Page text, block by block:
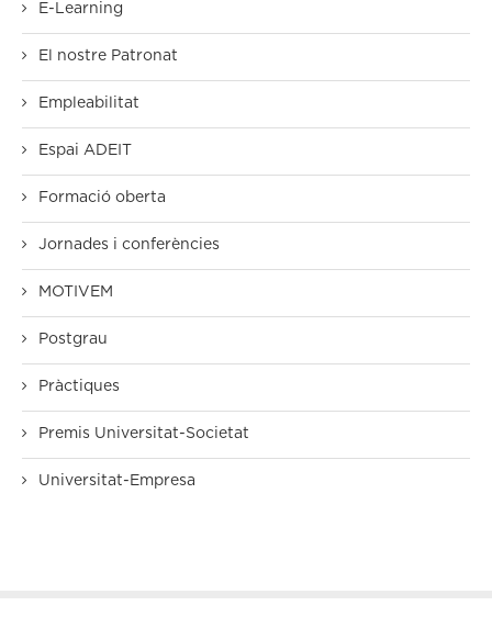
E-Learning
El nostre Patronat
Empleabilitat
Espai ADEIT
Formació oberta
Jornades i conferències
MOTIVEM
Postgrau
Pràctiques
Premis Universitat-Societat
Universitat-Empresa